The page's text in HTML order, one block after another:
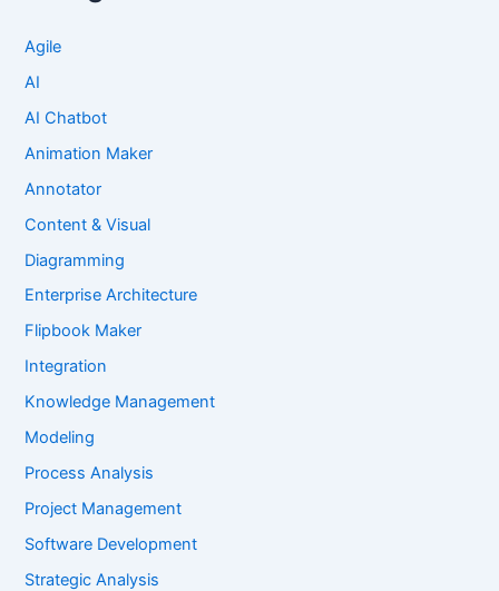
Agile
AI
AI Chatbot
Animation Maker
Annotator
Content & Visual
Diagramming
Enterprise Architecture
Flipbook Maker
Integration
Knowledge Management
Modeling
Process Analysis
Project Management
Software Development
Strategic Analysis